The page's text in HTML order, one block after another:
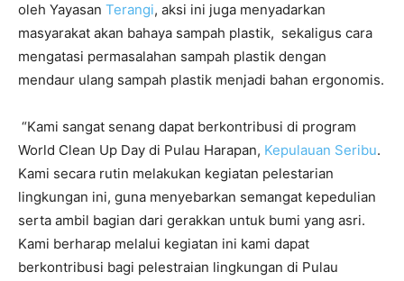
oleh Yayasan Terangi, aksi ini juga menyadarkan
masyarakat akan bahaya sampah plastik, sekaligus cara
mengatasi permasalahan sampah plastik dengan
mendaur ulang sampah plastik menjadi bahan ergonomis.
“Kami sangat senang dapat berkontribusi di program
World Clean Up Day di Pulau Harapan, Kepulauan Seribu.
Kami secara rutin melakukan kegiatan pelestarian
lingkungan ini, guna menyebarkan semangat kepedulian
serta ambil bagian dari gerakkan untuk bumi yang asri.
Kami berharap melalui kegiatan ini kami dapat
berkontribusi bagi pelestraian lingkungan di Pulau